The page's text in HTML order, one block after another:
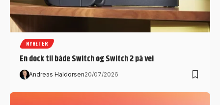
NYHETER
En dock til både Switch og Switch 2 på vei
Andreas Haldorsen20/07/2026